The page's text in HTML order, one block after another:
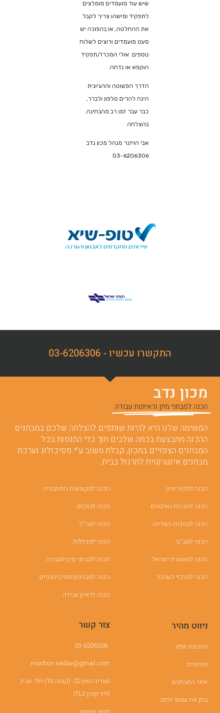
שיש עוד מועמדים מומלצים
לתפקיד ומישהו צריך לקבל
את ההחלטה, או בהפוכה יש
מעט מועמדים ורוצים לשלוח
נוספים. אולי המכרז/תפקיד
הוקפא או נדחה.
הדרך הפשוטה וההגיונית
הינה להרים טלפון ולברר,
כבר עבר זמן רב מהבחינה.
בהצלחה
אבי הויזנר מנהל מכון נדב
03-6206306
התקשרו עכשיו - 03-6206306
מכון נדב
הכנה למבחני מיון וראיונות עבודה
המשימה שלנו היא להיות שותפים להצלחה שלכם במבחנים.
ההכנה מתבצעת בכמה שלבים תוך כדי התנסות בכל
המבחנים הצפויים במכון, קבלת משוב ע”י פסיכולוג וערכת
מבחנים אינטרנטית לתרגול בבית.
הכנה למכוני מיון
הכנה לחברות וארגונים
הכנה לנציבות המדינה
הכנה לשב"ס
הכנה למשטרת ישראל
הכנה למרכזי הערכה
הכנה למקצועות התחבורה
הכנה לבנקים
הכנה לצה”ל
הכנה למכללות
הכנה למבחני מיון לעבודה
הכנה למבחנים פסיכוטכניים
הכנה לראיון עבודה
ניווט מהיר
ההכנות שלנו
פורומים
אתר המבחנים
בחן את עצמך חינם
צור קשר
03-6206306
machon.nadav@gmail.com
סעדיה גאון 22- (קומה 10) תל- אביב
(ליד קניון TLV)